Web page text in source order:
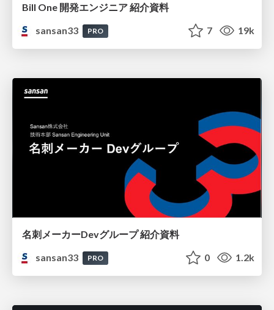
Bill One 開発エンジニア 紹介資料
sansan33
PRO 7 19k
名刺メーカーDevグループ 紹介資料
sansan33
PRO 0 1.2k